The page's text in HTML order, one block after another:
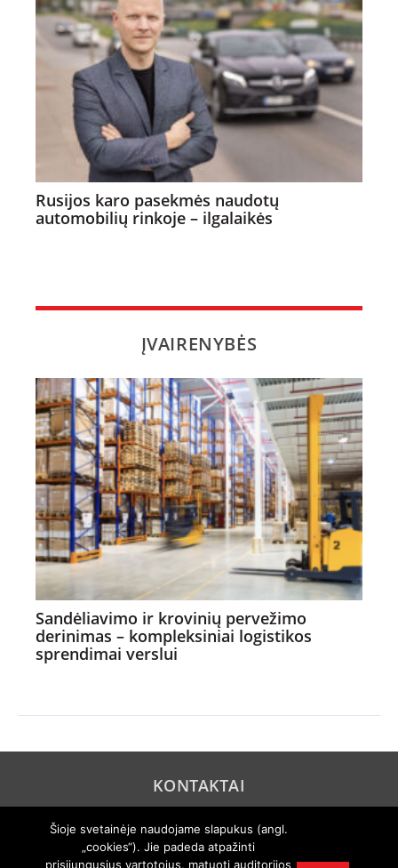
Rusijos karo pasekmės naudotų
automobilių rinkoje – ilgalaikės
ĮVAIRENYBĖS
Sandėliavimo ir krovinių pervežimo
derinimas – kompleksiniai logistikos
sprendimai verslui
KONTAKTAI
PRIVATUMO POLITIKA
Šioje svetainėje naudojame slapukus (angl.
„cookies“). Jie padeda atpažinti
prisijungusius vartotojus, matuoti auditorijos